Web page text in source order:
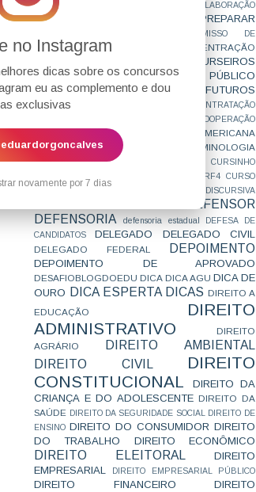
no Instagram
dicas sobre os concursos
eu as complemento e dou
exclusivas
novamente por 7 dias
CÓDIGO DE TRÂNSITO BRASILEIRO
COLABORAÇÃO
COMBATE À CORRUPÇÃO
COMO SE PREPARAR
COMPROMISSO DE
AJUSTAMENTO DE CONDUTA
CONCENTRAÇÃO
CONCURSEIROS
CONCURSO
CONCURSO PÚBLICO
CONCURSOS
CONCURSOS FUTUROS
CONCURSOS NÍVEL HARD
CONTRATAÇÃO
COOPERAÇÃO
CORTE INTERAMERICANA
CPC2015
CPI
CRIMINOLOGIA
CRONOGRAMA
CTB CURSINHO
CURSO ESTUDO DE CASO - TRF4
CURSO
PARA A SUBJETIVA
CURSO PROVA DISCURSIVA
DEFENSOR
DEFENSORIA
defensoria estadual
DEFESA DE
CANDIDATOS
DELEGADO DELEGADO CIVIL
DELEGADO FEDERAL DEPOIMENTO
DEPOIMENTO DE APROVADO
DESAFIOBLOGDOEDU DICA DICA AGU DICA DE
OURO DICA ESPERTA DICAS DIREITO A
EDUCAÇÃO
DIREITO
ADMINISTRATIVO
DIREITO
AGRÁRIO
DIREITO AMBIENTAL
DIREITO CIVIL
DIREITO
CONSTITUCIONAL
DIREITO DA
CRIANÇA E DO ADOLESCENTE DIREITO DA
SAÚDE
DIREITO DA SEGURIDADE SOCIAL
DIREITO DE
ENSINO DIREITO DO CONSUMIDOR DIREITO
DO TRABALHO
DIREITO ECONÔMICO
DIREITO ELEITORAL
DIREITO
EMPRESARIAL
DIREITO EMPRESARIAL PÚBLICO
DIREITO FINANCEIRO
DIREITO